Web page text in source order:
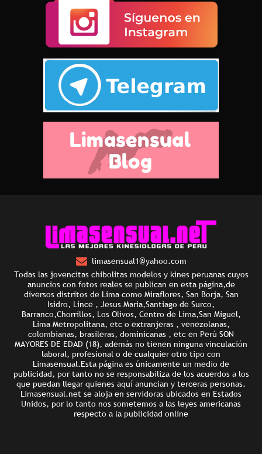
limasensual1@yahoo.com
Todas las jovencitas chibolitas modelos y kines peruanas cuyos
anuncios con fotos reales se publican en esta página,de
diversos distritos de Lima como Miraflores, San Borja, San
Isidro, Lince , Jesus Maria,Santiago de Surco,
Barranco,Chorrillos, Los Olivos, Centro de Lima,San Miguel,
Lima Metropolitana, etc o extranjeras , venezolanas,
colombianas, brasileras, dominicanas , etc en Perú SON
MAYORES DE EDAD (18), además no tienen ninguna vinculación
laboral, profesional o de cualquier otro tipo con
Limasensual.Esta página es únicamente un medio de
publicidad, por tanto no se responsabiliza de los acuerdos a los
que puedan llegar quienes aquí anuncian y terceras personas.
Limasensual.net se aloja en servidoras ubicados en Estados
Unidos, por lo tanto nos sometemos a las leyes americanas
respecto a la publicidad online